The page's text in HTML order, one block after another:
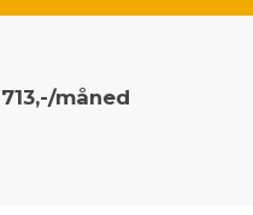
måned